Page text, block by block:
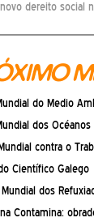
novo dereito social
do Medio
dos Océanos
contra o
Científico Galego
Mundial dos
Contamina: